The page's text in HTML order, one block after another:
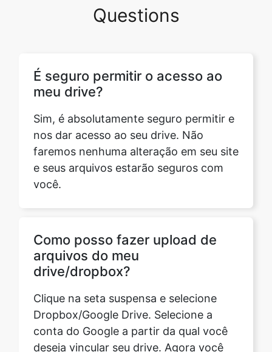
É seguro permitir o acesso ao
Sim, é absolutamente seguro permitir e
nos dar acesso ao seu drive. Não
faremos nenhuma alteração em seu site
e seus arquivos estarão seguros com
você.
Como posso fazer upload de
Clique na seta suspensa e selecione
Dropbox/Google Drive. Selecione a
conta do Google a partir da qual você
deseja vincular seu drive. Agora você
pode selecionar os arquivos que deseja
enviar.